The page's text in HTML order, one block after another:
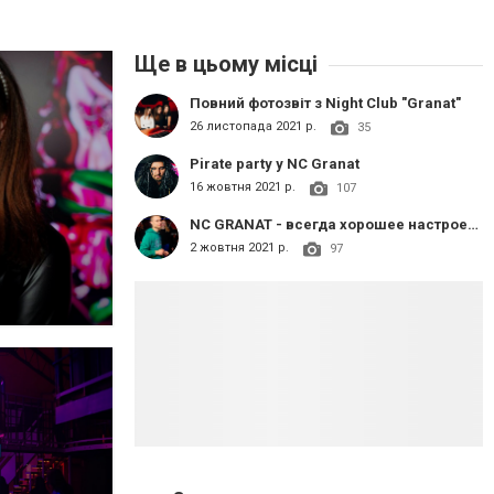
Ще в цьому місці
Повний фотозвіт з Night Club "Granat"
26 листопада 2021 р. 35
Pirate party y NC Granat
16 жовтня 2021 р. 107
NC GRANAT - всегда хорошее настроение!
2 жовтня 2021 р. 97